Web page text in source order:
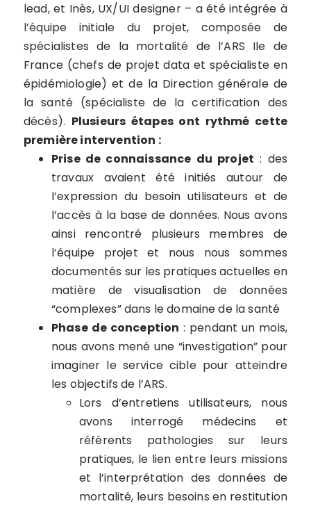
lead, et Inès, UX/UI designer – a été intégrée à
l’équipe initiale du projet, composée de
spécialistes de la mortalité de l’ARS Ile de
France (chefs de projet data et spécialiste en
épidémiologie) et de la Direction générale de
la santé (spécialiste de la certification des
décès). Plusieurs étapes ont rythmé cette
première intervention :
Prise de connaissance du projet : des
travaux avaient été initiés autour de
l’expression du besoin utilisateurs et de
l’accès à la base de données. Nous avons
ainsi rencontré plusieurs membres de
l’équipe projet et nous nous sommes
documentés sur les pratiques actuelles en
matière de visualisation de données
“complexes” dans le domaine de la santé
Phase de conception : pendant un mois,
nous avons mené une “investigation” pour
imaginer le service cible pour atteindre
les objectifs de l’ARS.
Lors d’entretiens utilisateurs, nous
avons interrogé médecins et
référents pathologies sur leurs
pratiques, le lien entre leurs missions
et l’interprétation des données de
mortalité, leurs besoins en restitution